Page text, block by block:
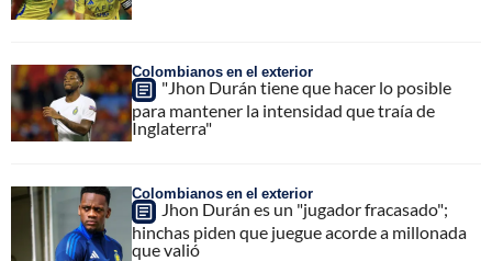
Colombianos en el exterior
"Jhon Durán tiene que hacer lo posible
para mantener la intensidad que traía de
Inglaterra"
Colombianos en el exterior
Jhon Durán es un "jugador fracasado";
hinchas piden que juegue acorde a millonada
que valió